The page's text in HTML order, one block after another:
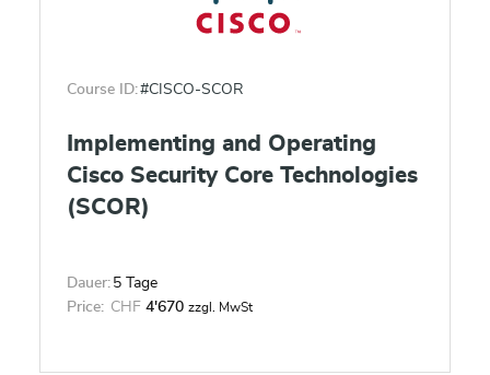
Course ID:#CISCO-SCOR
Implementing and Operating
Cisco Security Core Technologies
(SCOR)
Dauer: 5 Tage
Price: CHF 4'670 zzgl. MwSt